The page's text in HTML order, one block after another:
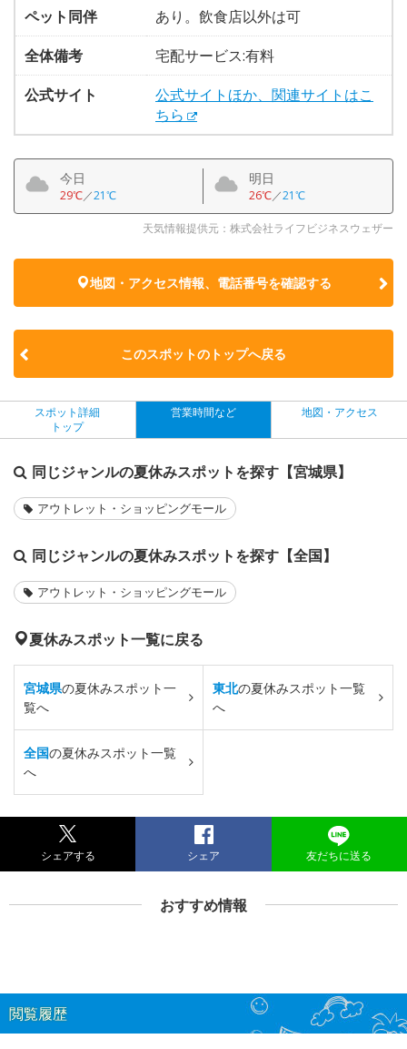
ペット同伴
あり。飲食店以外は可
全体備考
宅配サービス:有料
公式サイト
公式サイトほか、関連サイトはこ
ちら
今日
29℃／21℃
明日
26℃／21℃
天気情報提供元：株式会社ライフビジネスウェザー
地図・アクセス情報、電話番号を確認する
このスポットのトップへ戻る
スポット詳細
トップ
営業時間など 地図・アクセス
同じジャンルの夏休みスポットを探す【宮城県】
アウトレット・ショッピングモール
同じジャンルの夏休みスポットを探す【全国】
アウトレット・ショッピングモール
夏休みスポット一覧に戻る
宮城県の夏休みスポット一
覧へ
東北の夏休みスポット一覧
へ
全国の夏休みスポット一覧
へ
シェアする シェア 友だちに送る
おすすめ情報
閲覧履歴